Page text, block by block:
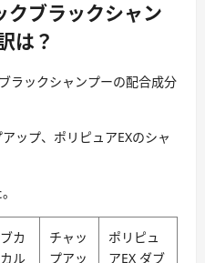
クブラックシャン
は？
ラックシャンプーの配合成分
ップ、ポリピュアEXのシャ
カ
ル
チャッ
プアッ
ポリピュ
アEX ダブ